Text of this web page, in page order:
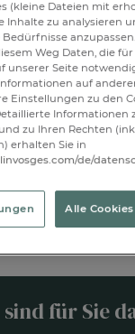
DE
Ihre Bestellung
ANMELDEN
Roboter-Verifizierung
Hier klicken
Friendly
entsprechend unserer
unserem Newsletter
für Sie
(kleine Dateien mit
Inhalte zu analysieren
Weg Daten, die
unserer Seite
auf
Einstellungen zu den
Informationen
zu Ihren Rechten
erhalten Sie in
de/
Alle